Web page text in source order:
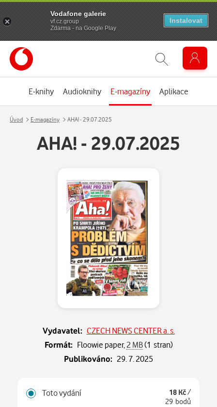
E-knihy Audioknihy E-magazíny Aplikace
Úvod E-magazíny AHA! - 29.07.2025
AHA! - 29.07.2025
Vydavatel: CZECH NEWS CENTER a. s.
Formát: Floowie paper, 2 MB(1 stran)
Publikováno: 29. 7. 2025
Toto vydání 18 Kč/
29 bodů
Vodafone galerie
vf.cz.group
Zdarma - na Google Play
Instalovat